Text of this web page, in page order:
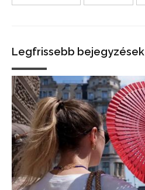
Legfrissebb bejegyzések